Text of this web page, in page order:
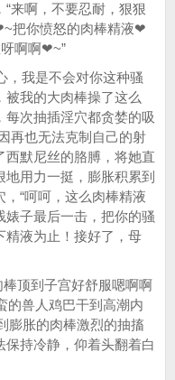
来啊，不要忍耐，狠狠
把你愤怒的肉棒精液❤
啊啊❤~”
，我是不会对你这种骚
我的大肉棒操了这么
次抽插淫穴都贪婪的吸
再也无法克制自己的射
默尼丝的胳膊，将她直
用力一挺，膨胀积累到
“呵呵，这么肉棒精液
婊子最后一击，把你的骚
精液为止！接好了，母
顶到子宫好舒服嗯啊啊
兽人鸡巴干到高潮内
膨胀的肉棒激烈的抽搐
持冷静，仰着头翻着白